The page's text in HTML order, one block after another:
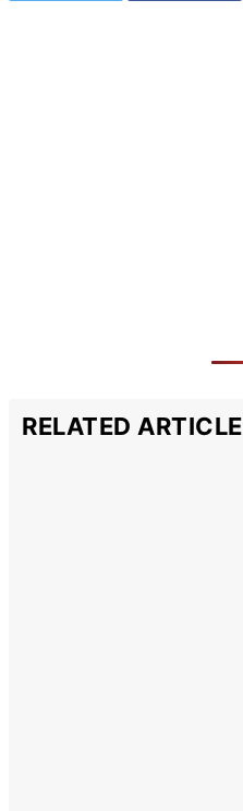
RELATED ARTICLE